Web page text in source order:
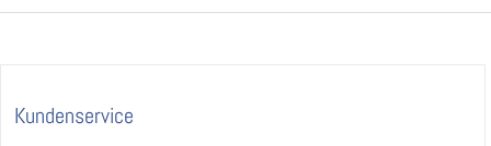
Kundenservice